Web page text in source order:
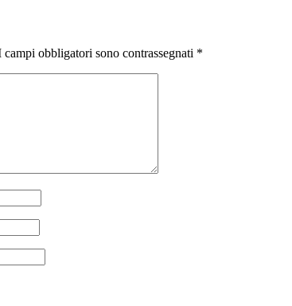
campi obbligatori sono contrassegnati *